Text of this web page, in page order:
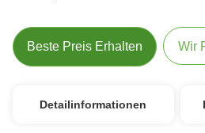
Beste Preis Erhalten Wir
Detailinformationen